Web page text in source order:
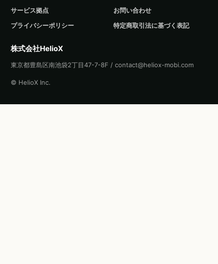
サービス拠点
お問い合わせ
プライバシーポリシー
特定商取引法に基づく表記
株式会社HelioX
東京都豊島区南池袋2丁目47-7-8F / contact@heliox-mobi.com
© HelioX Inc.